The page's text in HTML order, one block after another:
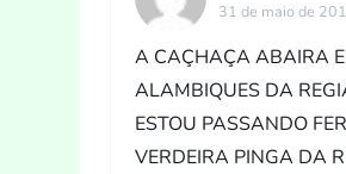
P
31 de maio de
A CAÇHAÇA ABAIRA
ALAMBIQUES DA
ESTOU PASSANDO
VERDEIRA PINGA DA